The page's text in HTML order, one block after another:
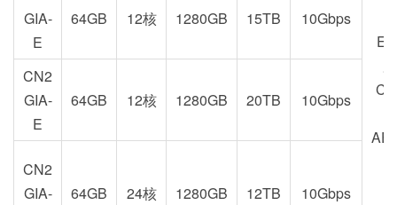
GIA-
E
64GB 12核 1280GB 15TB 10Gbps
CN2
GIA-
E
64GB 12核 1280GB 20TB 10Gbps
CN2
GIA-
64GB 24核 1280GB 12TB 10Gbps